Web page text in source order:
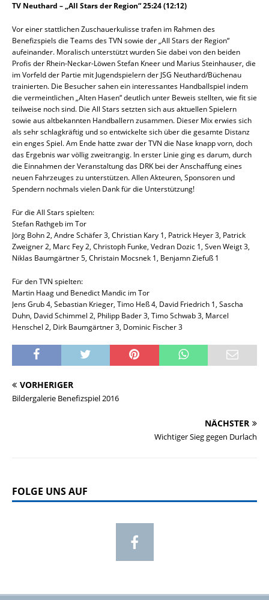
TV Neuthard – „All Stars der Region“ 25:24 (12:12)
Vor einer stattlichen Zuschauerkulisse trafen im Rahmen des
Benefizspiels die Teams des TVN sowie der „All Stars der Region“
aufeinander. Moralisch unterstützt wurden Sie dabei von den beiden
Profis der Rhein-Neckar-Löwen Stefan Kneer und Marius Steinhauser, die
im Vorfeld der Partie mit Jugendspielern der JSG Neuthard/Büchenau
trainierten. Die Besucher sahen ein interessantes Handballspiel indem
die vermeintlichen „Alten Hasen“ deutlich unter Beweis stellten, wie fit sie
teilweise noch sind. Die All Stars setzten sich aus aktuellen Spielern
sowie aus altbekannten Handballern zusammen. Dieser Mix erwies sich
als sehr schlagkräftig und so entwickelte sich über die gesamte Distanz
ein enges Spiel. Am Ende hatte zwar der TVN die Nase knapp vorn, doch
das Ergebnis war völlig zweitrangig. In erster Linie ging es darum, durch
die Einnahmen der Veranstaltung das DRK bei der Anschaffung eines
neuen Fahrzeuges zu unterstützen. Allen Akteuren, Sponsoren und
Spendern nochmals vielen Dank für die Unterstützung!
Für die All Stars spielten:
Stefan Rathgeb im Tor
Jörg Bohn 2, Andre Schäfer 3, Christian Kary 1, Patrick Heyer 3, Patrick
Zweigner 2, Marc Fey 2, Christoph Funke, Vedran Dozic 1, Sven Weigt 3,
Niklas Baumgärtner 5, Christain Mocsnek 1, Benjamn Ziefuß 1
Für den TVN spielten:
Martin Haag und Benedict Mandic im Tor
Jens Grub 4, Sebastian Krieger, Timo Heß 4, David Friedrich 1, Sascha
Duhn, David Schimmel 2, Philipp Bader 3, Timo Schwab 3, Marcel
Henschel 2, Dirk Baumgärtner 3, Dominic Fischer 3
VORHERIGER
Bildergalerie Benefizspiel 2016
NÄCHSTER
Wichtiger Sieg gegen Durlach
FOLGE UNS AUF